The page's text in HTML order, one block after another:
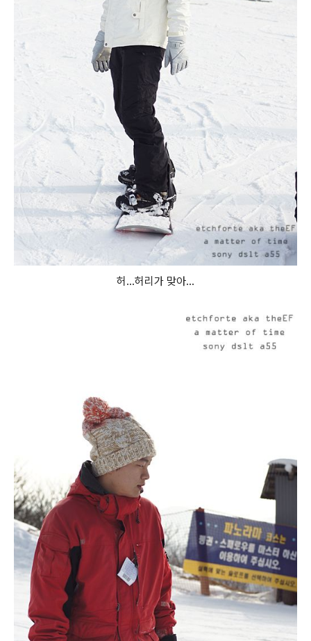
허...허리가 맞아...